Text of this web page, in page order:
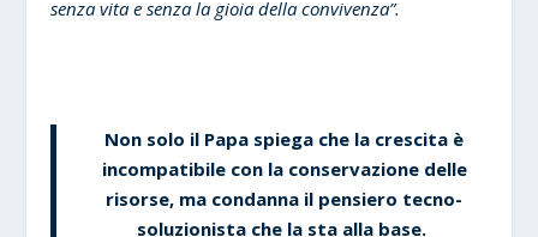
senza vita e senza la gioia della convivenza”.
Non solo il Papa spiega che la crescita è
incompatibile con la conservazione delle
risorse, ma condanna il pensiero tecno-
soluzionista che la sta alla base.